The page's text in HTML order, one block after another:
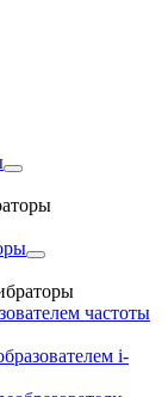
частоты
i-